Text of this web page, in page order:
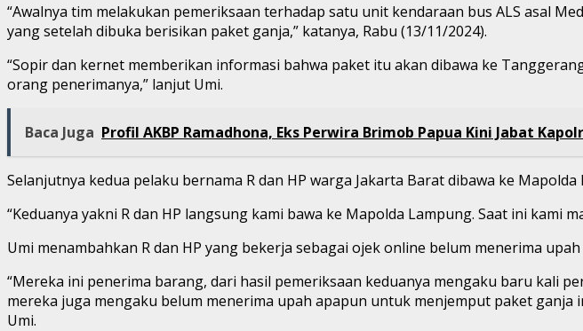
“Awalnya tim melakukan pemeriksaan terhadap satu unit kendaraan bus ALS asal
yang setelah dibuka berisikan paket ganja,” katanya, Rabu (13/11/2024).
“Sopir dan kernet memberikan informasi bahwa paket itu akan dibawa ke
orang penerimanya,” lanjut Umi.
Baca Juga Profil AKBP Ramadhona, Eks Perwira Brimob Papua Kini Jabat
Selanjutnya kedua pelaku bernama R dan HP warga Jakarta Barat dibawa ke
“Keduanya yakni R dan HP langsung kami bawa ke Mapolda Lampung. Saat ini
Umi menambahkan R dan HP yang bekerja sebagai ojek online belum menerima
“Mereka ini penerima barang, dari hasil pemeriksaan keduanya mengaku baru kali
mereka juga mengaku belum menerima upah apapun untuk menjemput paket
Umi.